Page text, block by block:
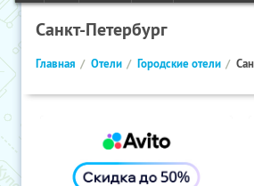
Санкт-Петербург
Главная Отели Городские отели